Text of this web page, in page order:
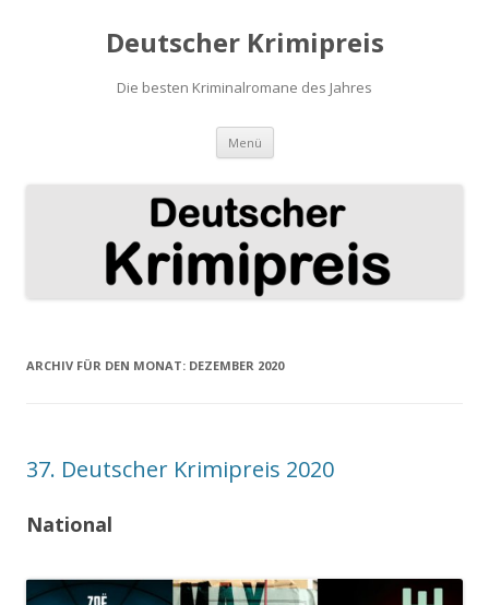
Deutscher Krimipreis
Die besten Kriminalromane des Jahres
Menü Springe
Inhalt
ARCHIV FÜR DEN MONAT: DEZEMBER 2020
37. Deutscher Krimipreis 2020
National